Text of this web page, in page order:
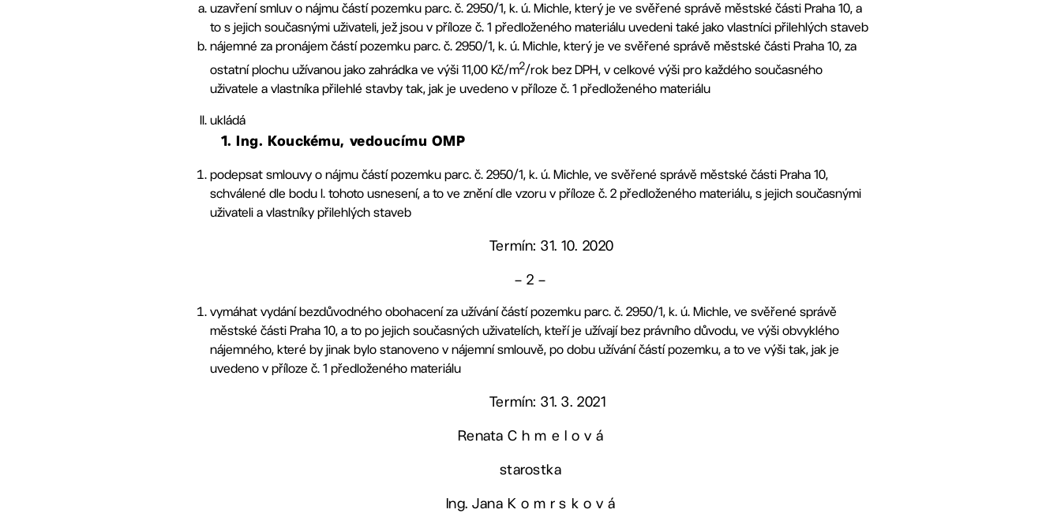
uzavření smluv o nájmu částí pozemku parc. č. 2950/1, k. ú. Michle, který je ve svěřené správě městské části Praha 10, a
to s jejich současnými uživateli, jež jsou v příloze č. 1 předloženého materiálu uvedeni také jako vlastníci přilehlých staveb
nájemné za pronájem částí pozemku parc. č. 2950/1, k. ú. Michle, který je ve svěřené správě městské části Praha 10, za
ostatní plochu užívanou jako zahrádka ve výši 11,00 Kč/m2/rok bez DPH, v celkové výši pro každého současného
uživatele a vlastníka přilehlé stavby tak, jak je uvedeno v příloze č. 1 předloženého materiálu
ukládá
1. Ing. Kouckému, vedoucímu OMP
podepsat smlouvy o nájmu částí pozemku parc. č. 2950/1, k. ú. Michle, ve svěřené správě městské části Praha 10,
schválené dle bodu I. tohoto usnesení, a to ve znění dle vzoru v příloze č. 2 předloženého materiálu, s jejich současnými
uživateli a vlastníky přilehlých staveb
Termín: 31. 10. 2020
– 2 –
vymáhat vydání bezdůvodného obohacení za užívání částí pozemku parc. č. 2950/1, k. ú. Michle, ve svěřené správě
městské části Praha 10, a to po jejich současných uživatelích, kteří je užívají bez právního důvodu, ve výši obvyklého
nájemného, které by jinak bylo stanoveno v nájemní smlouvě, po dobu užívání částí pozemku, a to ve výši tak, jak je
uvedeno v příloze č. 1 předloženého materiálu
Termín: 31. 3. 2021
Renata C h m e l o v á
starostka
Ing. Jana K o m r s k o v á